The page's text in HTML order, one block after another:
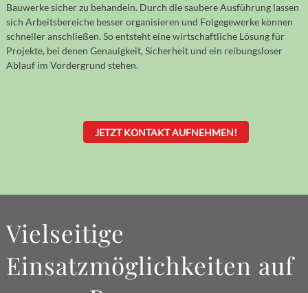
Bauwerke sicher zu behandeln. Durch die saubere Ausführung lassen
sich Arbeitsbereiche besser organisieren und Folgegewerke können
schneller anschließen. So entsteht eine wirtschaftliche Lösung für
Projekte, bei denen Genauigkeit, Sicherheit und ein reibungsloser
Ablauf im Vordergrund stehen.
JETZT KONTAKT AUFNEHMEN!
Vielseitige
Einsatzmöglichkeiten auf